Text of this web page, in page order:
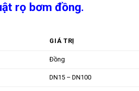
rọ bơm đồng.
GIÁ TRỊ
Đồng
DN15 – DN100